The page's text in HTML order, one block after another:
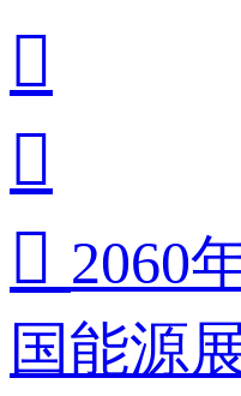


 2060
国能源